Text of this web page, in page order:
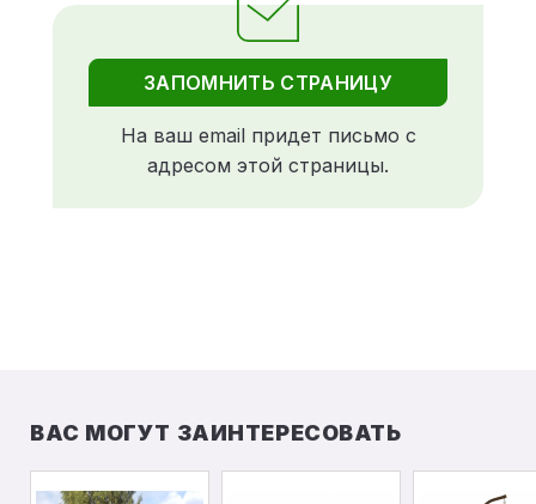
ЗАПОМНИТЬ СТРАНИЦУ
На ваш email придет письмо с
адресом этой страницы.
ВАС МОГУТ ЗАИНТЕРЕСОВАТЬ